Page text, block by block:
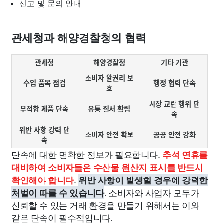
신고 및 문의 안내
관세청과 해양경찰청의 협력
관세청 해양경찰청 기타 기관
수입 품목 점검
소비자 알권리 보
호
행정 협력 단속
부적합 제품 단속 유통 질서 확립
시장 교란 행위 단
속
위반 사항 강력 단
속
소비자 안전 확보 공공 안전 강화
단속에 대한 명확한 정보가 필요합니다. 추석 연휴를
대비하여 소비자들은 수산물 원산지 표시를 반드시
확인해야 합니다. 위반 사항이 발생할 경우에 강력한
처벌이 따를 수 있습니다. 소비자와 사업자 모두가
신뢰할 수 있는 거래 환경을 만들기 위해서는 이와
같은 단속이 필수적입니다.